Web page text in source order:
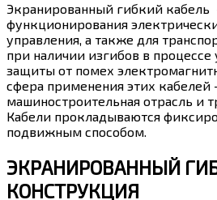
Экранированный гибкий кабель
функционирования
управления, а также для
при наличии изгибов в процессе
защиты от помех
сфера применения этих кабелей
машиностроительная отрасль и
Кабели прокладываются
подвижным способом.
ЭКРАНИРОВАННЫЙ
КОНСТРУКЦИЯ